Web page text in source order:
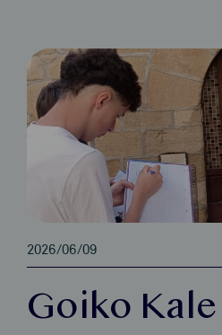
2026/06/09
Goiko Kale